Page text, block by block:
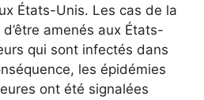
États-Unis. Les cas de la
amenés aux États-
qui sont infectés dans
les épidémies
ont été signalées